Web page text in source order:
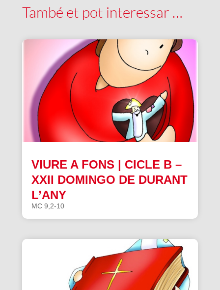
També et pot interessar …
VIURE A FONS | CICLE B –
XXII DOMINGO DE DURANT
L’ANY
MC 9,2-10